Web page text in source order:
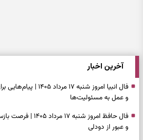
آخرین اخبار
فال انبیا امروز شنبه
و عمل به مسئولیت‌ها
فال حافظ امروز
و عبور از دودلی